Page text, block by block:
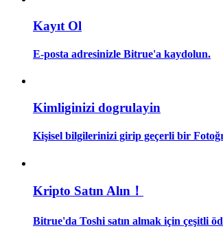
Vadeli İşlemler Başlangıç Kılavuzu
Kayıt Ol
E-posta adresinizle Bitrue'a kaydolun.
Kimliginizi dogrulayin
Kişisel bilgilerinizi girip geçerli bir
Kripto Satın Alın！
Bitrue'da Toshi satın almak için çeşitli